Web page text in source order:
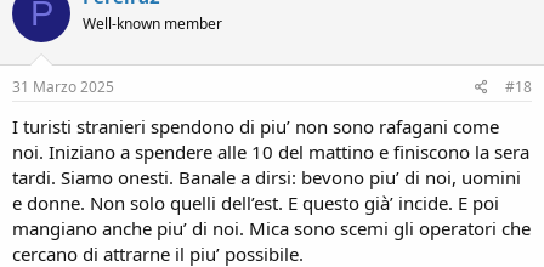
i
n
:
P Well-known member
31 Marzo 2025 #18
I turisti stranieri spendono di piu’ non sono rafagani come
noi. Iniziano a spendere alle 10 del mattino e finiscono la sera
tardi. Siamo onesti. Banale a dirsi: bevono piu’ di noi, uomini
e donne. Non solo quelli dell’est. E questo già’ incide. E poi
mangiano anche piu’ di noi. Mica sono scemi gli operatori che
cercano di attrarne il piu’ possibile.